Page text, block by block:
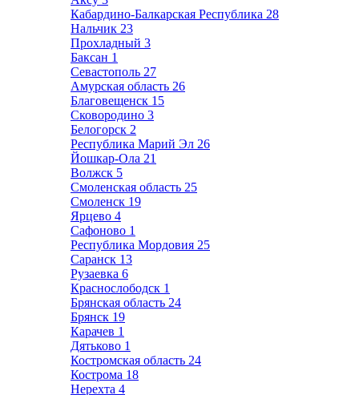
Кабардино-Балкарская Республика 28
Нальчик 23
Прохладный 3
Баксан 1
Севастополь 27
Амурская область 26
Благовещенск 15
Сковородино 3
Белогорск 2
Республика Марий Эл 26
Йошкар-Ола 21
Волжск 5
Смоленская область 25
Смоленск 19
Ярцево 4
Сафоново 1
Республика Мордовия 25
Саранск 13
Рузаевка 6
Краснослободск 1
Брянская область 24
Брянск 19
Карачев 1
Дятьково 1
Костромская область 24
Кострома 18
Нерехта 4